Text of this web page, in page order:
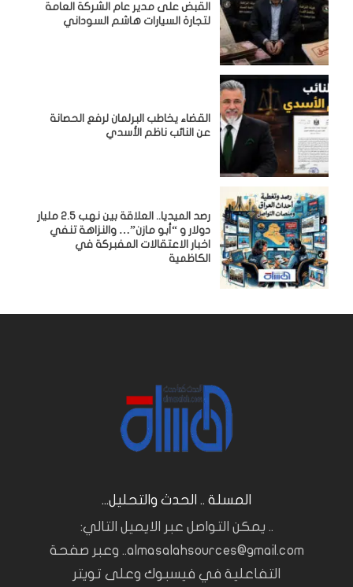
القبض على مدير عام الشركة العامة
لتجارة السيارات هاشم السوداني
القضاء يخاطب البرلمان لرفع الحصانة
عن النائب ناظم الأسدي
رصد الميديا.. العلاقة بين نهب 2.5 مليار
دولار و “أبو مازن”… والنزاهة تنفي
اخبار الاعتقالات المفبركة في
الكاظمية
المسلة .. الحدث والتحليل...
.. يمكن التواصل عبر الايميل التالي:
almasalahsources@gmail.com.. وعبر صفحة
التفاعلية في فيسبوك وعلى تويتر